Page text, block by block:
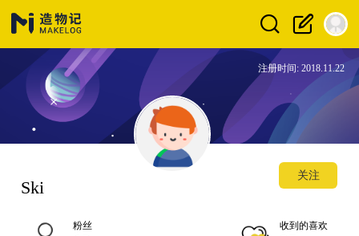
注册时间: 2018.11.22
Ski
关注
粉丝 收到的喜欢